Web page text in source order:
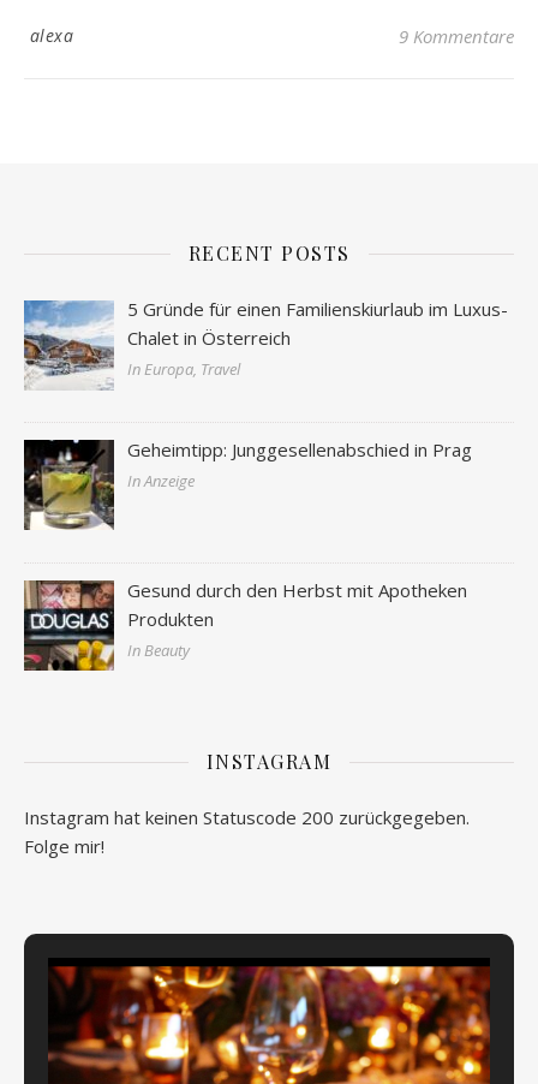
alexa 9 Kommentare
RECENT POSTS
5 Gründe für einen Familienskiurlaub im Luxus-
Chalet in Österreich
In Europa, Travel
Geheimtipp: Junggesellenabschied in Prag
In Anzeige
Gesund durch den Herbst mit Apotheken
Produkten
In Beauty
INSTAGRAM
Instagram hat keinen Statuscode 200 zurückgegeben.
Folge mir!